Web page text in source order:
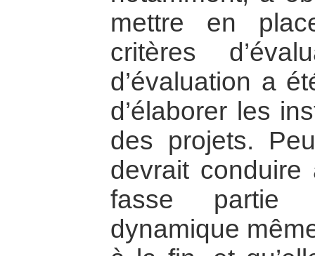
mettre en
critères
d’évaluation a
d’élaborer les
des projets.
devrait conduire
fasse partie
dynamique